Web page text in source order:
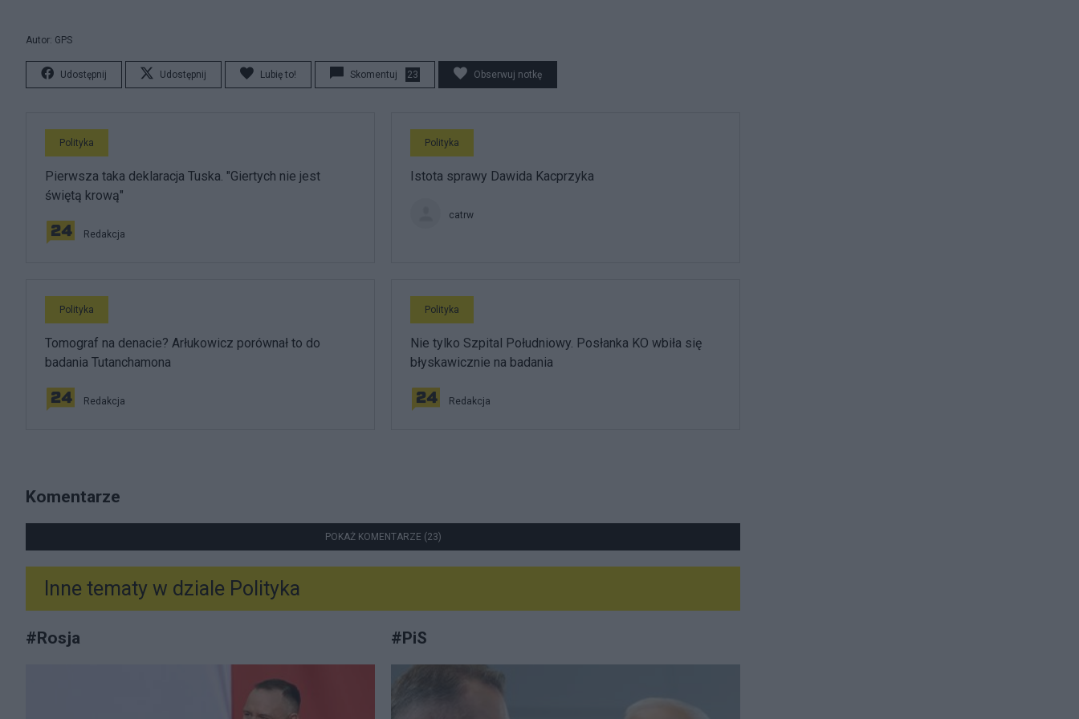
Autor: GPS
Udostępnij Udostępnij Lubię to! Skomentuj 23 Obserwuj notkę
Polityka
Pierwsza taka deklaracja Tuska. "Giertych nie jest
świętą krową"
Redakcja
Polityka
Istota sprawy Dawida Kacprzyka
catrw
Polityka
Tomograf na denacie? Arłukowicz porównał to do
badania Tutanchamona
Redakcja
Polityka
Nie tylko Szpital Południowy. Posłanka KO wbiła się
błyskawicznie na badania
Redakcja
Komentarze
POKAŻ KOMENTARZE (23)
Inne tematy w dziale Polityka
#Rosja #PiS